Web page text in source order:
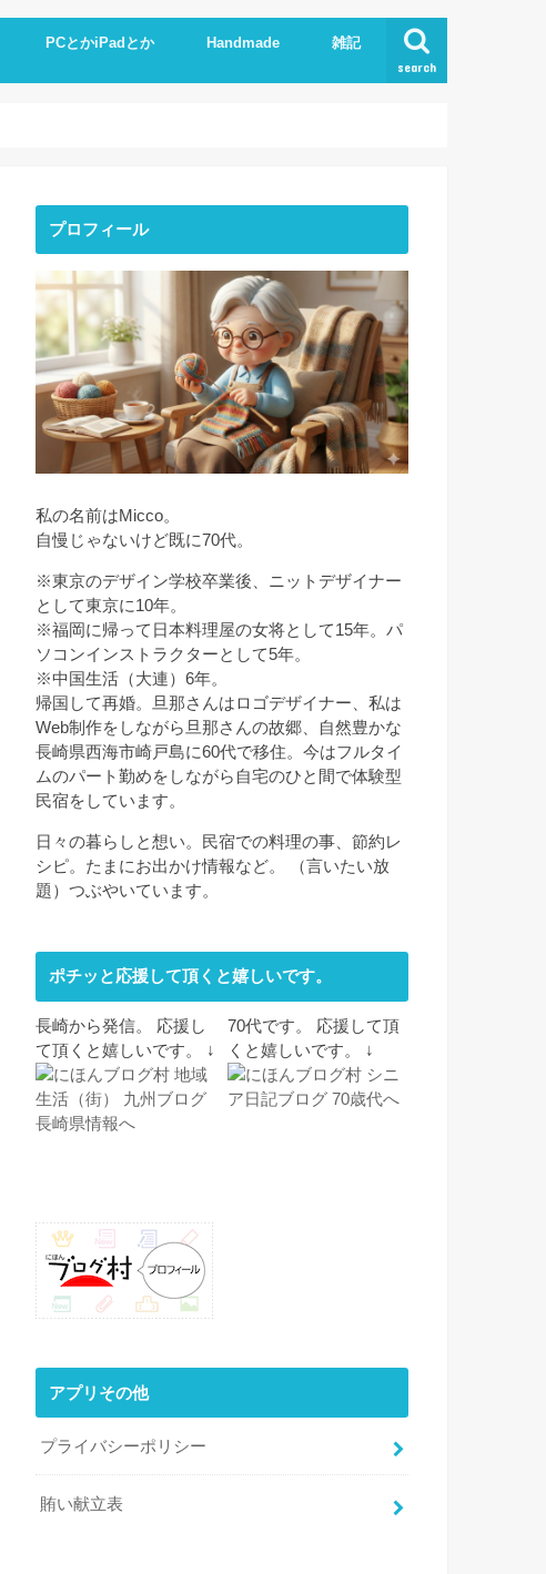
search
PCとかiPadとか
iPhone
ipad
Excel.Word
AI
Handmade
Knit
ストーンアート
服作り
雑記
読書
プロフィール
私の名前はMicco。
自慢じゃないけど既に70代。
※東京のデザイン学校卒業後、ニットデザイナー
として東京に10年。
※福岡に帰って日本料理屋の女将として15年。パ
ソコンインストラクターとして5年。
※中国生活（大連）6年。
帰国して再婚。旦那さんはロゴデザイナー、私は
Web制作をしながら旦那さんの故郷、自然豊かな
長崎県西海市崎戸島に60代で移住。今はフルタイ
ムのパート勤めをしながら自宅のひと間で体験型
民宿をしています。
日々の暮らしと想い。民宿での料理の事、節約レ
シピ。たまにお出かけ情報など。 （言いたい放
題）つぶやいています。
ポチッと応援して頂くと嬉しいです。
長崎から発信。 応援し
て頂くと嬉しいです。 ↓
70代です。 応援して頂
くと嬉しいです。 ↓
アプリその他
プライバシーポリシー
賄い献立表